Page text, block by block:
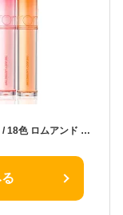
ROM&ND ザ ジューシーラスティングティント / 18色 ロムアンド ティント 韓国コスメ リップ 口紅 高発色 色持ち 落ちにくい 落ちない 粘膜 ジューシー ツヤ 水光 イエベ ブルベ ポイントメイク